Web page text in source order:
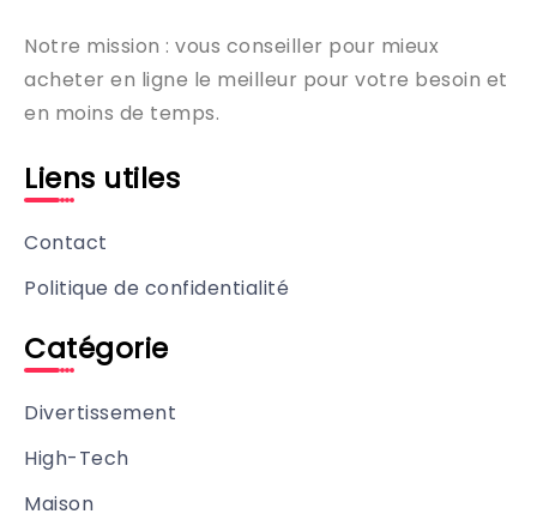
Notre mission : vous conseiller pour mieux
acheter en ligne le meilleur pour votre besoin et
en moins de temps.
Liens utiles
Contact
Politique de confidentialité
Catégorie
Divertissement
High-Tech
Maison